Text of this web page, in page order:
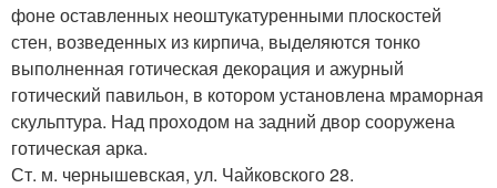
фоне оставленных неоштукатуренными плоскостей
стен, возведенных из кирпича, выделяются тонко
выполненная готическая декорация и ажурный
готический павильон, в котором установлена мраморная
скульптура. Над проходом на задний двор сооружена
готическая арка.
Ст. м. чернышевская, ул. Чайковского 28.